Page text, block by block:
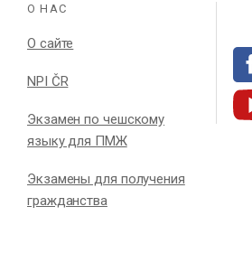
О НАС
О сайте
NPI ČR
Экзамен по чешскому
языку для ПМЖ
Экзамены для получения
гражданства